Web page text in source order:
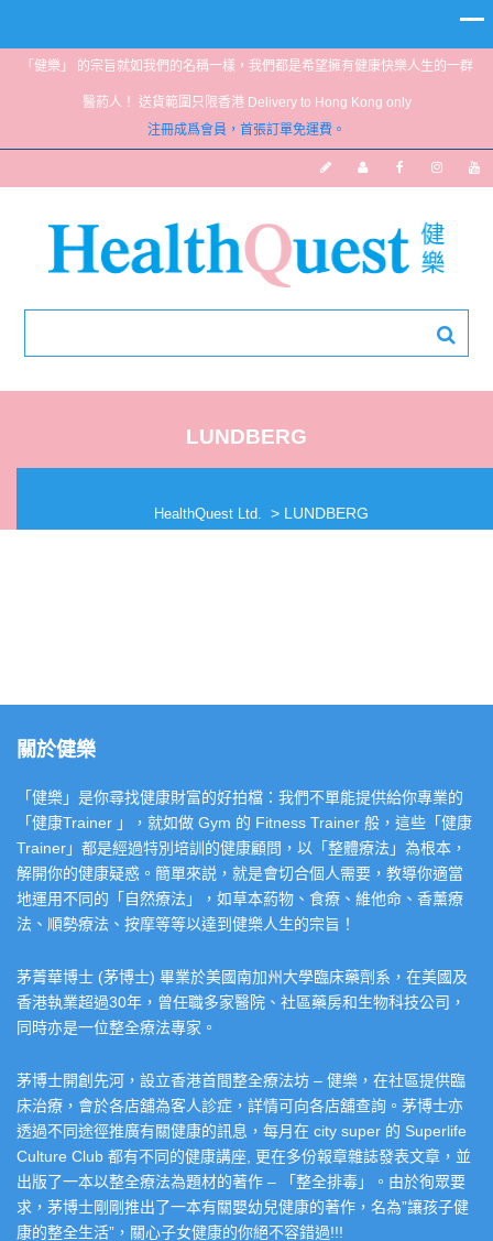
「健樂」 的宗旨就如我們的名稱一樣，我們都是希望擁有健康快樂人生的一群
醫葯人！ 送貨範圍只限香港 Delivery to Hong Kong only
注冊成爲會員，首張訂單免運費。
LUNDBERG
HealthQuest Ltd. > LUNDBERG
關於健樂
「健樂」是你尋找健康財富的好拍檔：我們不單能提供給你專業的
「健康Trainer 」，就如做 Gym 的 Fitness Trainer 般，這些「健康
Trainer」都是經過特別培訓的健康顧問，以「整體療法」為根本，
解開你的健康疑惑。簡單來説，就是會切合個人需要，教導你適當
地運用不同的「自然療法」，如草本葯物、食療、維他命、香薰療
法、順勢療法、按摩等等以達到健樂人生的宗旨！
茅菁華博士 (茅博士) 畢業於美國南加州大學臨床藥劑系，在美國及
香港執業超過30年，曾任職多家醫院、社區藥房和生物科技公司，
同時亦是一位整全療法專家。
茅博士開創先河，設立香港首間整全療法坊 – 健樂，在社區提供臨
床治療，會於各店舖為客人診症，詳情可向各店舖查詢。茅博士亦
透過不同途徑推廣有關健康的訊息，每月在 city super 的 Superlife
Culture Club 都有不同的健康講座, 更在多份報章雜誌發表文章，並
出版了一本以整全療法為題材的著作 – 「整全排毒」。由於徇眾要
求，茅博士剛剛推出了一本有關嬰幼兒健康的著作，名為”讓孩子健
康的整全生活”，關心子女健康的你絕不容錯過!!!